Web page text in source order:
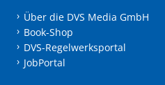
Über die DVS Media GmbH
Book-Shop
DVS-Regelwerksportal
JobPortal